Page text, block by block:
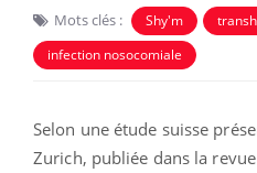
Mots clés : Shy'm
infection nosocomiale
Selon une étude suisse
Zurich, publiée dans la revue